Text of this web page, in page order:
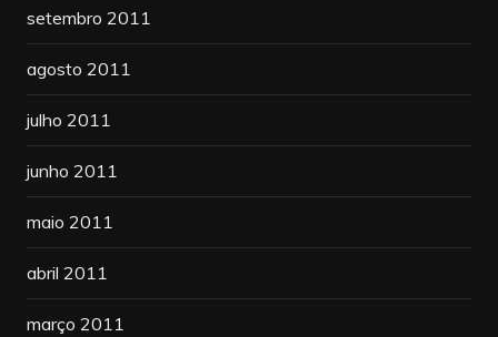
setembro 2011
agosto 2011
julho 2011
junho 2011
maio 2011
abril 2011
março 2011